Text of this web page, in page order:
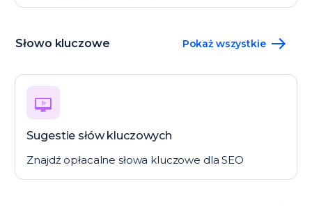
Słowo kluczowe Pokaż wszystkie
Sugestie słów kluczowych
Znajdź opłacalne słowa kluczowe dla SEO